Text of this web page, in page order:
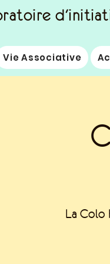
Vie Associative
La Colo